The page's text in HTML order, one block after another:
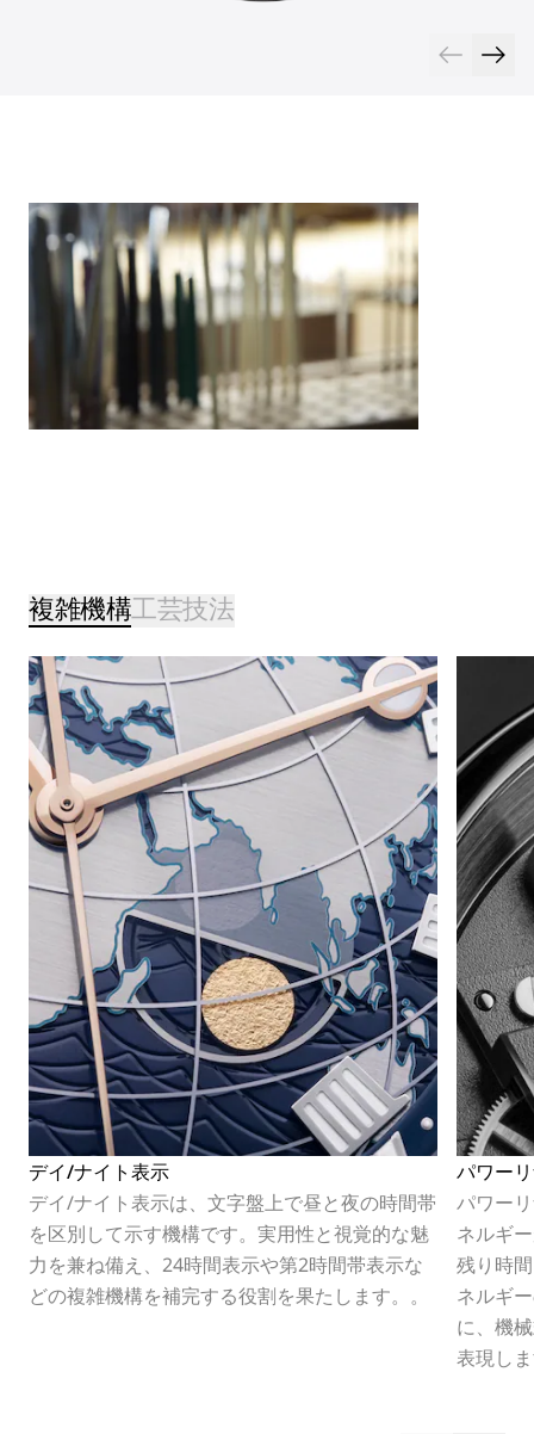
複雑機構工芸技法
デイ/ナイト表示
デイ/ナイト表示は、文字盤上で昼と夜の時間帯
を区別して示す機構です。実用性と視覚的な魅
力を兼ね備え、24時間表示や第2時間帯表示な
どの複雑機構を補完する役割を果たします。。
パワー
パワー
ネルギ
残り時
ネルギ
に、機
表現し